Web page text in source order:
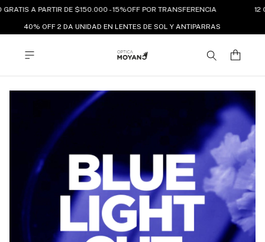
A PARTIR DE $150.000 - 15%OFF POR TRANSFERENCIA 12
40% OFF 2 DA UNIDAD EN LENTES DE SOL Y ANTIPARRAS